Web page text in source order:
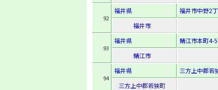
92
福井県
福井市中野2
福井市
93
福井県
鯖江市本町4-
鯖江市
94
福井県
三方上中郡若
三方上中郡若狭町